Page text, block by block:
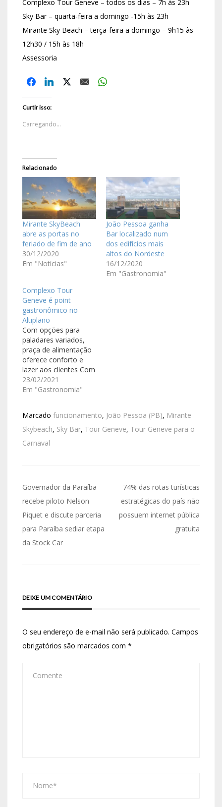
Complexo Tour Geneve – todos os dias – 7h às 23h
Sky Bar – quarta-feira a domingo -15h às 23h
Mirante Sky Beach – terça-feira a domingo – 9h15 às
12h30 / 15h às 18h
Assessoria
Curtir isso:
Carregando...
Relacionado
Mirante SkyBeach
abre as portas no
feriado de fim de ano
30/12/2020
Em "Notícias"
João Pessoa ganha
Bar localizado num
dos edifícios mais
altos do Nordeste
16/12/2020
Em "Gastronomia"
Complexo Tour
Geneve é point
gastronômico no
Altiplano
Com opções para
paladares variados,
praça de alimentação
oferece conforto e
lazer aos clientes Com
proposta arrojada, o
Complexo Tour
país. Localizado no
bairro Altiplano, em
João Pessoa, o
empreendimento que
comercial. Têm
chamado atenção de
moradores…
23/02/2021
Em "Gastronomia"
Marcado funcionamento, João Pessoa (PB), Mirante
Skybeach, Sky Bar, Tour Geneve, Tour Geneve para o
Carnaval
Governador da Paraíba
recebe piloto Nelson
Piquet e discute parceria
para Paraíba sediar etapa
da Stock Car
74% das rotas turísticas
estratégicas do país não
possuem internet pública
gratuita
DEIXE UM COMENTÁRIO
O seu endereço de e-mail não será publicado. Campos
obrigatórios são marcados com *